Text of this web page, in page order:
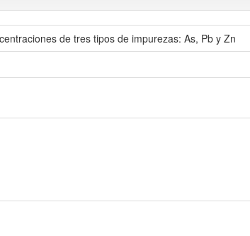
de tres tipos de impurezas: As, Pb y Zn